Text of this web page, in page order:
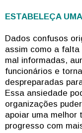
ESTABELEÇA
Dados confusos
assim como a
mal informadas,
funcionários e
despreparadas
Essa ansiedade
organizações
apoiar uma melhor
progresso com